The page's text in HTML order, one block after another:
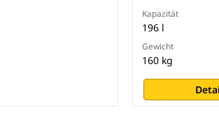
Kapazität
196 l
Gewicht
160 kg